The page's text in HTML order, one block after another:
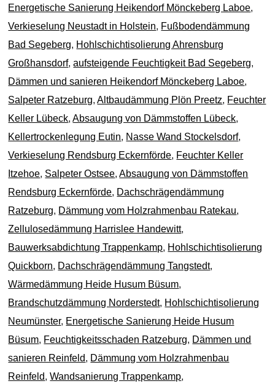
Energetische Sanierung Heikendorf Mönckeberg Laboe,
Verkieselung Neustadt in Holstein, Fußbodendämmung
Bad Segeberg, Hohlschichtisolierung Ahrensburg
Großhansdorf,aufsteigende Feuchtigkeit Bad Segeberg,
Dämmen und sanieren Heikendorf Mönckeberg Laboe,
Salpeter Ratzeburg,Altbaudämmung Plön Preetz, Feuchter
Keller Lübeck,Absaugung von Dämmstoffen Lübeck,
Kellertrockenlegung Eutin, Nasse Wand Stockelsdorf,
Verkieselung Rendsburg Eckernförde, Feuchter Keller
Itzehoe, Salpeter Ostsee,Absaugung von Dämmstoffen
Rendsburg Eckernförde, Dachschrägendämmung
Ratzeburg, Dämmung vom Holzrahmenbau Ratekau,
Zellulosedämmung Harrislee Handewitt,
Bauwerksabdichtung Trappenkamp, Hohlschichtisolierung
Quickborn, Dachschrägendämmung Tangstedt,
Wärmedämmung Heide Husum Büsum,
Brandschutzdämmung Norderstedt, Hohlschichtisolierung
Neumünster, Energetische Sanierung Heide Husum
Büsum, Feuchtigkeitsschaden Ratzeburg, Dämmen und
sanieren Reinfeld, Dämmung vom Holzrahmenbau
Reinfeld,Wandsanierung Trappenkamp,